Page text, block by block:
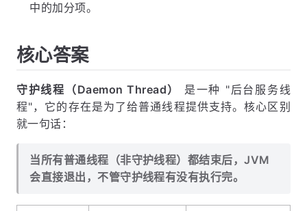
中的加分项。
核心答案
守护线程（Daemon Thread）
是一种 "后台服务线
程"，它的存在是为了给普通线程提供支持。核心区别
就一句话：
当所有普通线程（非守护线程）都结束后，JVM
会直接退出，不管守护线程有没有执行完。